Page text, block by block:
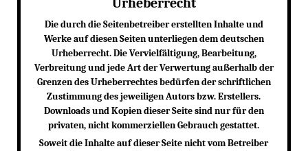
Urheberrecht
Die durch die Seitenbetreiber erstellten Inhalte und
Werke auf diesen Seiten unterliegen dem deutschen
Urheberrecht. Die Vervielfältigung, Bearbeitung,
Verbreitung und jede Art der Verwertung außerhalb der
Grenzen des Urheberrechtes bedürfen der schriftlichen
Zustimmung des jeweiligen Autors bzw. Erstellers.
Downloads und Kopien dieser Seite sind nur für den
privaten, nicht kommerziellen Gebrauch gestattet.
Soweit die Inhalte auf dieser Seite nicht vom Betreiber